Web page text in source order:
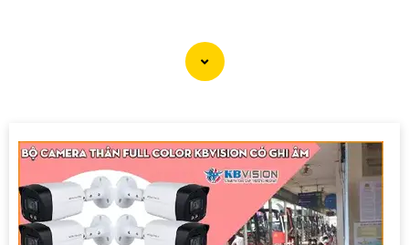
Nghiệp, đáp ứng nhu cầu an ninh và giám sát cho dự án
của quý khách một cách hiệu quả, tin cậy và tiết kiệm.
Ưu điểm của dòng sản phẩm:〗
Giá cả hợp lý: Camera giá
rẻ nhưng vẫntin tưởng
chất lượng và hiệu suất làm việc.